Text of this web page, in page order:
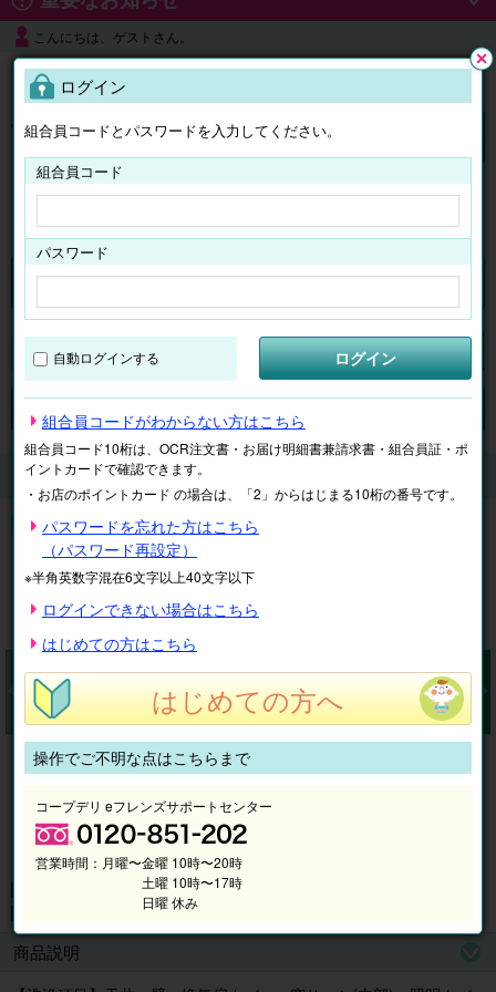
こんにちは、ゲストさん。
よくある質問
ログイン
くらしのサービス マイページ
検索
くらしのサービス 浴室クリーニング
浴室クリーニング
商品説明
ログイン
組合員コードとパスワードを入力してください。
組合員コード
パスワード
自動ログインする ログイン
組合員コードがわからない方はこちら
組合員コード10桁は、OCR注文書・お届け明細書兼請求書・組合員証・ポ
イントカードで確認できます。
・お店のポイントカード の場合は、「2」からはじまる10桁の番号です。
パスワードを忘れた方はこちら
（パスワード再設定）
※半角英数字混在6文字以上40文字以下
ログインできない場合はこちら
はじめての方はこちら
はじめての方へ
操作でご不明な点はこちらまで
コープデリ eフレンズサポートセンター
営業時間： 月曜〜金曜 10時〜20時
土曜 10時〜17時
日曜 休み